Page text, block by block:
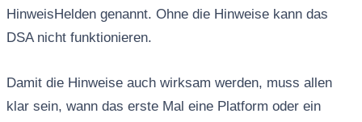
HinweisHelden genannt. Ohne die Hinweise kann das
DSA nicht funktionieren.
Damit die Hinweise auch wirksam werden, muss allen
klar sein, wann das erste Mal eine Platform oder ein